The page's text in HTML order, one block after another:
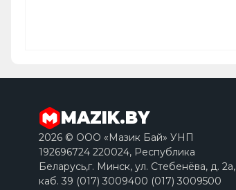
MAZIK.BY
2026 © ООО «Мазик Бай» УНП
192696724 220024, Республика
Беларусь,г. Минск, ул. Стебенёва, д. 2a,
каб. 39 (017) 3009400 (017) 3009500